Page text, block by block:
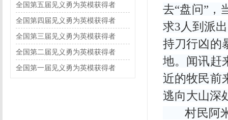
全国第五届见义勇为英模获得者
全国第四届见义勇为英模获得者
全国第三届见义勇为英模获得者
全国第二届见义勇为英模获得者
全国第一届见义勇为英模获得者
去“盘问”，
求3人到派
持刀行凶的
地。闻讯赶
近的牧民前
逃向大山深
村民阿米